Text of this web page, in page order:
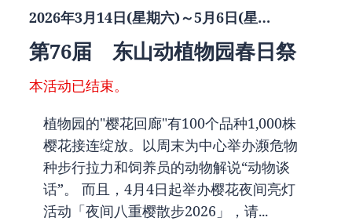
2026年3月14日(星期六)～5月6日(星…
第76届 东山动植物园春日祭
本活动已结束。
植物园的"樱花回廊"有100个品种1,000株
樱花接连绽放。以周末为中心举办濒危物
种步行拉力和饲养员的动物解说“动物谈
话”。 而且，4月4日起举办樱花夜间亮灯
活动「夜间八重樱散步2026」，请...